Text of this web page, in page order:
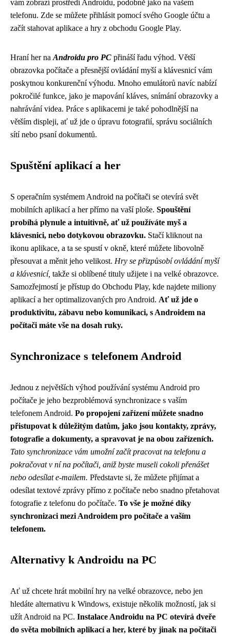
vám zobrazí prostředí Androidu, podobně jako na vašem
telefonu. Zde se můžete přihlásit pomocí svého Google účtu a
začít stahovat aplikace a hry z obchodu Google Play.
Hraní her na Androidu pro PC přináší řadu výhod. Větší
obrazovka počítače a přesnější ovládání myší a klávesnicí vám
poskytnou konkurenční výhodu. Mnoho emulátorů navíc nabízí
pokročilé funkce, jako je mapování kláves, snímání obrazovky a
nahrávání videa. Práce s aplikacemi je také pohodlnější na
větším displeji, ať už jde o úpravu fotografií, správu sociálních
sítí nebo psaní dokumentů.
Spuštění aplikací a her
S operačním systémem Android na počítači se otevírá svět
mobilních aplikací a her přímo na vaší ploše. Spouštění
probíhá plynule a intuitivně, ať už používáte myš a
klávesnici, nebo dotykovou obrazovku. Stačí kliknout na
ikonu aplikace, a ta se spustí v okně, které můžete libovolně
přesouvat a měnit jeho velikost. Hry se přizpůsobí ovládání myší
a klávesnicí, takže si oblíbené tituly užijete i na velké obrazovce.
Samozřejmostí je přístup do Obchodu Play, kde najdete miliony
aplikací a her optimalizovaných pro Android. Ať už jde o
produktivitu, zábavu nebo komunikaci, s Androidem na
počítači máte vše na dosah ruky.
Synchronizace s telefonem Android
Jednou z největších výhod používání systému Android pro
počítače je jeho bezproblémová synchronizace s vaším
telefonem Android. Po propojení zařízení můžete snadno
přistupovat k důležitým datům, jako jsou kontakty, zprávy,
fotografie a dokumenty, a spravovat je na obou zařízeních.
Tato synchronizace vám umožní začít pracovat na telefonu a
pokračovat v ní na počítači, aniž byste museli cokoli přenášet
nebo odesílat e-mailem. Představte si, že můžete přijímat a
odesílat textové zprávy přímo z počítače nebo snadno přetahovat
fotografie z telefonu do počítače. To vše je možné díky
synchronizaci mezi Androidem pro počítače a vaším
telefonem.
Alternativy k Androidu na PC
Ať už chcete hrát mobilní hry na velké obrazovce, nebo jen
hledáte alternativu k Windows, existuje několik možností, jak si
užít Android na PC. Instalace Androidu na PC otevírá dveře
do světa mobilních aplikací a her, které by jinak na počítači